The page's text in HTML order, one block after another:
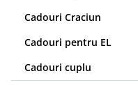
Cadouri Craciun
Cadouri pentru EL
Cadouri cuplu